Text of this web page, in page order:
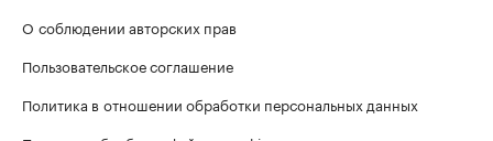
О соблюдении авторских прав
Пользовательское соглашение
Политика в отношении обработки персональных данных